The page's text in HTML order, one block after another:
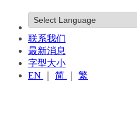
联系我们
最新消息
字型大小
EN
简 繁